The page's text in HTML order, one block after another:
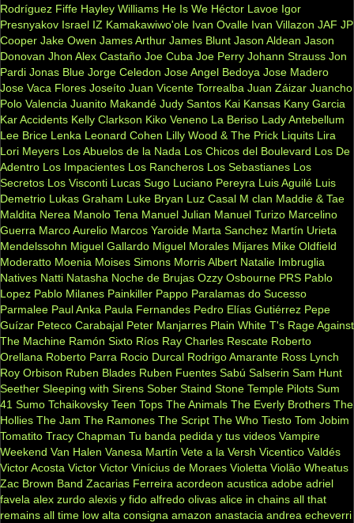
Rodríguez Fiffe Hayley Williams He Is We Héctor Lavoe Igor
Presnyakov Israel IZ Kamakawiwo'ole Ivan Ovalle Ivan Villazon JAF JP
Cooper Jake Owen James Arthur James Blunt Jason Aldean Jason
Donovan Jhon Alex Castaño Joe Cuba Joe Perry Johann Strauss Jon
Pardi Jonas Blue Jorge Celedon Jose Angel Bedoya Jose Madero
Jose Vaca Flores Joseíto Juan Vicente Torrealba Juan Záizar Juancho
Polo Valencia Juanito Makandé Judy Santos Kai Kansas Kany Garcia
Kar Accidents Kelly Clarkson Kiko Veneno La Beriso Lady Antebellum
Lee Brice Lenka Leonard Cohen Lilly Wood & The Prick Liquits Lira
Lori Meyers Los Abuelos de la Nada Los Chicos del Boulevard Los De
Adentro Los Impacientes Los Rancheros Los Sebastianes Los
Secretos Los Visconti Lucas Sugo Luciano Pereyra Luis Aguilé Luis
Demetrio Lukas Graham Luke Bryan Luz Casal M clan Maddie & Tae
Maldita Nerea Manolo Tena Manuel Julian Manuel Turizo Marcelino
Guerra Marco Aurelio Marcos Yaroide Marta Sanchez Martín Urieta
Mendelssohn Miguel Gallardo Miguel Morales Mijares Mike Oldfield
Moderatto Moenia Moises Simons Morris Albert Natalie Imbruglia
Natives Natti Natasha Noche de Brujas Ozzy Osbourne PRS Pablo
Lopez Pablo Milanes Painkiller Pappo Paralamas do Sucesso
Parmalee Paul Anka Paula Fernandes Pedro Elías Gutiérrez Pepe
Guízar Peteco Carabajal Peter Manjarres Plain White T's Rage Against
The Machine Ramón Sixto Ríos Ray Charles Rescate Roberto
Orellana Roberto Parra Rocio Durcal Rodrigo Amarante Ross Lynch
Roy Orbison Ruben Blades Ruben Fuentes Sabú Salserin Sam Hunt
Seether Sleeping with Sirens Sober Staind Stone Temple Pilots Sum
41 Sumo Tchaikovsky Teen Tops The Animals The Everly Brothers The
Hollies The Jam The Ramones The Script The Who Tiesto Tom Jobim
Tomatito Tracy Chapman Tu banda pedida y tus videos Vampire
Weekend Van Halen Vanesa Martín Vete a la Versh Vicentico Valdés
Victor Acosta Victor Victor Vinícius de Moraes Violetta Violão Wheatus
Zac Brown Band Zacarias Ferreira acordeon acustica adobe adriel
favela alex zurdo alexis y fido alfredo olivas alice in chains all that
remains all time low alta consigna amazon anastacia andrea echeverri